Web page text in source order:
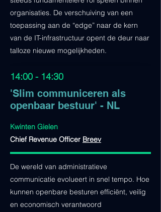
organisaties. De verschuiving van een
toepassing aan de “edge” naar de kern
van de IT-infrastructuur opent de deur naar
talloze nieuwe mogelijkheden.
14:00 - 14:30
'Slim communiceren als
openbaar bestuur' - NL
Kwinten Gielen
Chief Revenue Officer Breev
De wereld van administratieve
communicatie evolueert in snel tempo. Hoe
kunnen openbare besturen efficiënt, veilig
en economisch verantwoord